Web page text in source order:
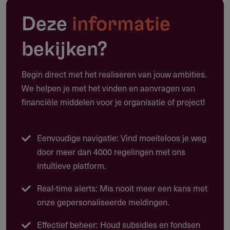
Deze regeling is bedoeld voor projecten die bijdragen aan
ecologisch herstel, bescherming van bedreigde dier- en
plantensoorten, versterking van landschapselementen en
het behoud van historisch groen of gebouwd erfgoed.
Denk aan aanplant van streekeigen flora, herstel van
boomsingels of restauratie van molens en eendenkooien.
Alle projecten moeten bijdragen aan duurzame
verbetering van de biodiversiteit en/of het
Voor welk soort projecten kun je
mogelijk subsidie aanvragen?
Biodiversiteitsherstel: vegetatieherstel, bodem- en
waterkwaliteit, herstel ecosystemen
Deze informatie
bekijken?
Begin direct met het realiseren van jouw ambities.
We helpen je met het vinden en aanvragen van
financiële middelen voor je organisatie of project!
Eenvoudige navigatie: Vind moeiteloos je weg
door meer dan 4000 regelingen met ons
intuïtieve platform.
Real-time alerts: Mis nooit meer een kans met
onze gepersonaliseerde meldingen.
Effectief beheer: Houd subsidies en fondsen